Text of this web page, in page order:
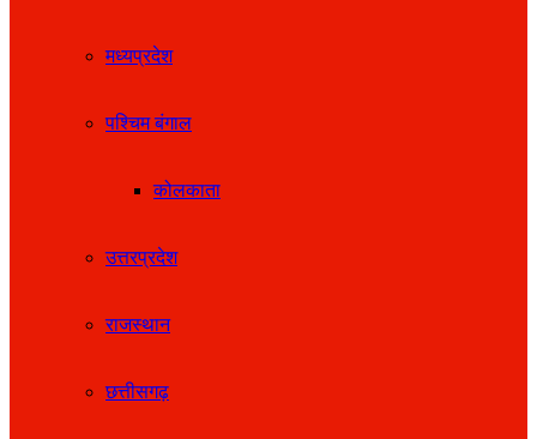
मध्यप्रदेश
पश्चिम बंगाल
कोलकाता
उत्तरप्रदेश
राजस्थान
छत्तीसगढ़